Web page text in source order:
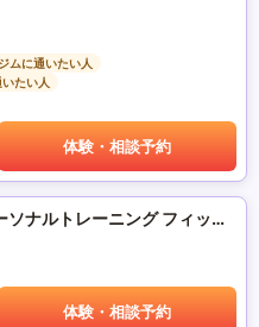
ムに通いたい人
たい人
体験・相談予約
泉大津市 ピラティススタジオ パーソナルトレーニング フィットネスサロンre-fulfill.
体験・相談予約